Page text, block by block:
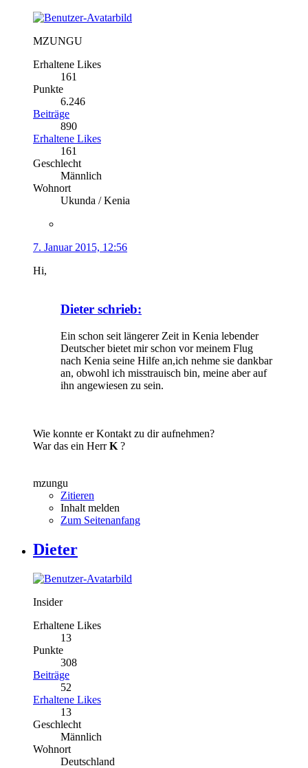
MZUNGU
Erhaltene Likes
161
Punkte
6.246
Beiträge
890
Erhaltene Likes
161
Geschlecht
Männlich
Wohnort
Ukunda / Kenia
7. Januar 2015, 12:56
Hi,
Dieter schrieb:
Ein schon seit längerer Zeit in Kenia lebender
Deutscher bietet mir schon vor meinem Flug
nach Kenia seine Hilfe an,ich nehme sie dankbar
an, obwohl ich misstrauisch bin, meine aber auf
ihn angewiesen zu sein.
Wie konnte er Kontakt zu dir aufnehmen?
War das ein HerrK ?
mzungu
Zitieren
Inhalt melden
Zum Seitenanfang
Dieter
Insider
Erhaltene Likes
13
Punkte
308
Beiträge
52
Erhaltene Likes
13
Geschlecht
Männlich
Wohnort
Deutschland